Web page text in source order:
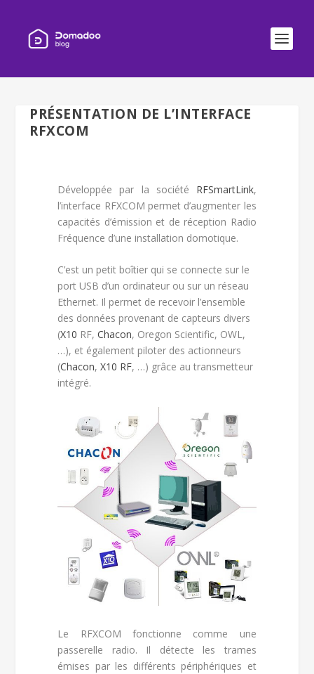
PRÉSENTATION DE L’INTERFACE
RFXCOM
Développée par la société RFSmartLink,
l’interface RFXCOM permet d’augmenter les
capacités d’émission et de réception Radio
Fréquence d’une installation domotique.
C’est un petit boîtier qui se connecte sur le
port USB d’un ordinateur ou sur un réseau
Ethernet. Il permet de recevoir l’ensemble
des données provenant de capteurs divers
(X10 RF,Chacon, Oregon Scientific, OWL,
…), et également piloter des actionneurs
(Chacon,X10 RF, …) grâce au transmetteur
intégré.
Le RFXCOM fonctionne comme une
passerelle radio. Il détecte les trames
émises par les différents périphériques et